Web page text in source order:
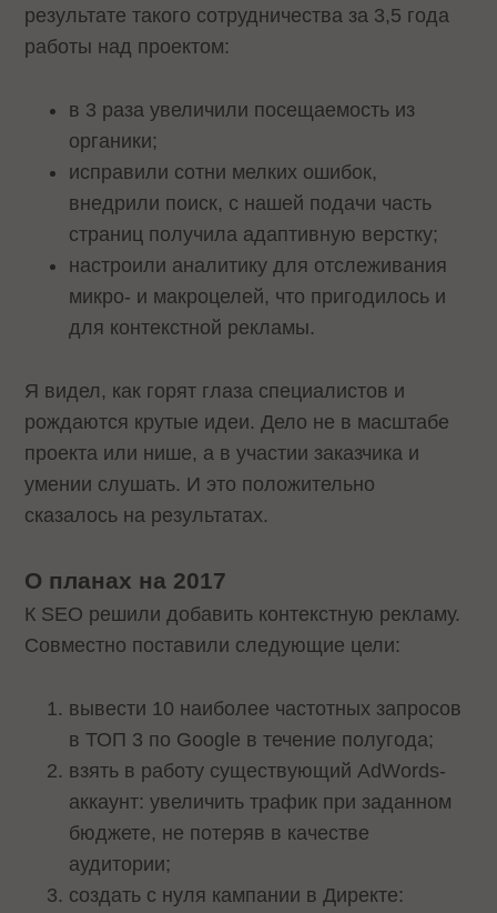
результате такого сотрудничества за 3,5 года
работы над проектом:
в 3 раза увеличили посещаемость из
органики;
исправили сотни мелких ошибок,
внедрили поиск, с нашей подачи часть
страниц получила адаптивную верстку;
настроили аналитику для отслеживания
микро- и макроцелей, что пригодилось и
для контекстной рекламы.
Я видел, как горят глаза специалистов и
рождаются крутые идеи. Дело не в масштабе
проекта или нише, а в участии заказчика и
умении слушать. И это положительно
сказалось на результатах.
О планах на 2017
К SEO решили добавить контекстную рекламу.
Совместно поставили следующие цели:
вывести 10 наиболее частотных запросов
в ТОП 3 по Google в течение полугода;
взять в работу существующий AdWords-
аккаунт: увеличить трафик при заданном
бюджете, не потеряв в качестве
аудитории;
создать с нуля кампании в Директе: